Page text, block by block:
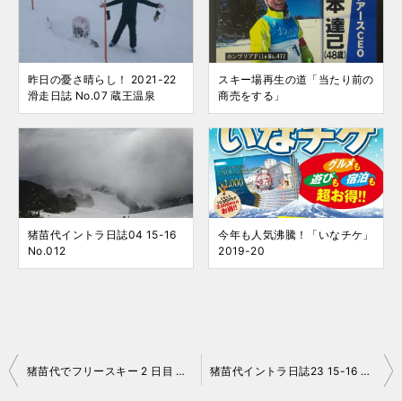
昨日の憂さ晴らし！ 2021-22
滑走日誌 No.07 蔵王温泉
スキー場再生の道「当たり前の
商売をする」
猪苗代イントラ日誌04 15-16
No.012
今年も人気沸騰！「いなチケ」
2019-20
投
猪苗代でフリースキー 2 日目 滑走日誌 2015-16 No.033 猪苗代イントラ日誌23 15-16 No.035